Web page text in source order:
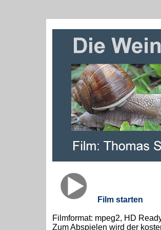
Film starten
Filmformat: mpeg2, HD
Zum Abspielen wird der